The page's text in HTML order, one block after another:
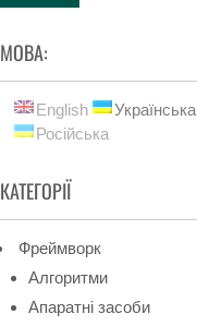
МОВА:
English
Українська
Російська
КАТЕГОРІЇ
Фреймворк
Алгоритми
Апаратні засоби